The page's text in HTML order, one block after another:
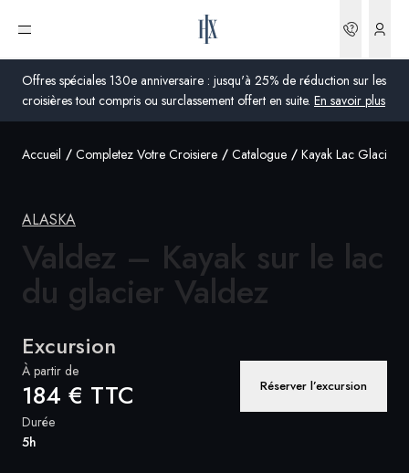
Offres spéciales 130e anniversaire : jusqu'à 25% de réduction sur les
croisières tout compris ou surclassement offert en suite. En savoir plus
Ouvrir le menu
France
Royaume-Uni
États-Unis
France
Global
Accueil Completez Votre Croisiere Catalogue Kayak Lac Glacier
ALASKA
Valdez – Kayak sur le lac
du glacier Valdez
Excursion
À partir de
184 € TTC Réserver l’excursion
Durée
5h